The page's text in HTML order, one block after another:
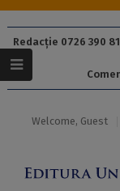
Redacție 0726 390
Welcome, Guest